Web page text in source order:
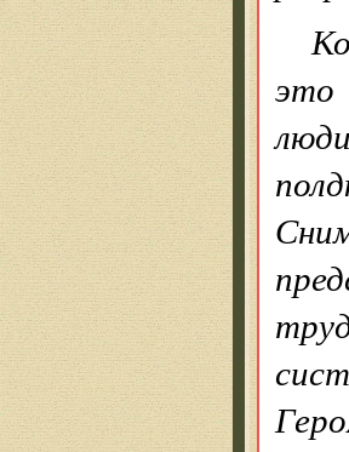
это